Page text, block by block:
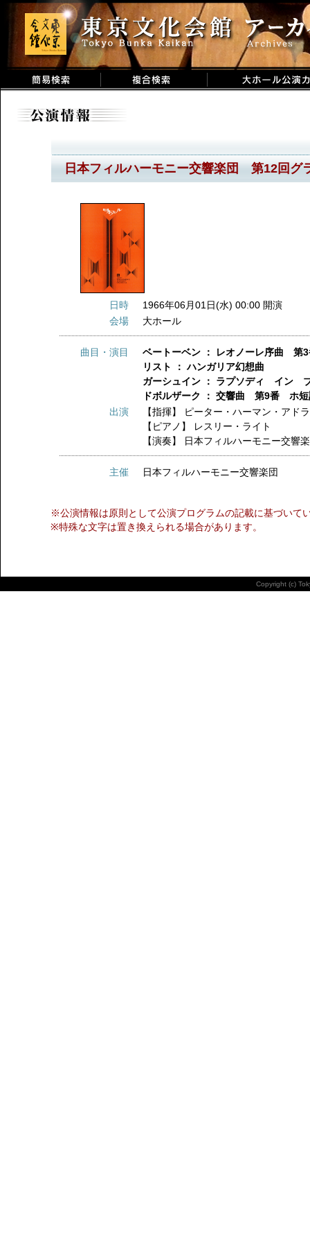
日本フィルハーモニー交響楽団 第12回グ
日時
1966年06月01日(水) 00:00 開演
会場
大ホール
曲目・演目
ベートーベン ： レオノーレ序曲 第
リスト ： ハンガリア幻想曲
ガーシュイン ： ラプソディ イン
ドボルザーク ： 交響曲 第9番 ホ
出演
【指揮】
ピーター・ハーマン・アド
【ピアノ】
レスリー・ライト
【演奏】
日本フィルハーモニー交響
主催 日本フィルハーモニー交響楽団
※公演情報は原則として公演プログラムの記載に基づいて
※特殊な文字は置き換えられる場合があります。
Copyright (c)